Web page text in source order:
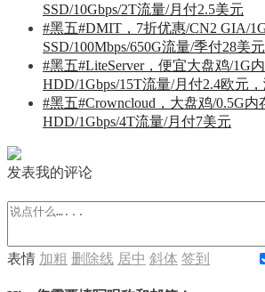
SSD/10Gbps/2T流量/月付2.5美元
#黑五#DMIT，7折优惠/CN2 GIA/
SSD/100Mbps/650G流量/季付28美
#黑五#LiteServer，便宜大盘鸡/1G
HDD/1Gbps/15T流量/月付2.4欧元
#黑五#Crowncloud，大盘鸡/0.5G内
HDD/1Gbps/4T流量/月付7美元
发表我的评论
表情 加粗 删除线 居中 斜体 签到